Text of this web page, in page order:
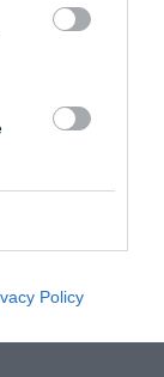
Policy
vis-à-vis de
léopard de la